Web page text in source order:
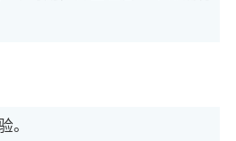
。